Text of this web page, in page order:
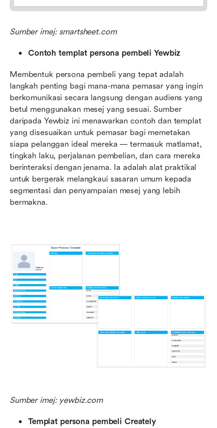
Sumber imej: smartsheet.com
Contoh templat persona pembeli Yewbiz
Membentuk persona pembeli yang tepat adalah
langkah penting bagi mana-mana pemasar yang ingin
berkomunikasi secara langsung dengan audiens yang
betul menggunakan mesej yang sesuai. Sumber
daripada Yewbiz ini menawarkan contoh dan templat
yang disesuaikan untuk pemasar bagi memetakan
siapa pelanggan ideal mereka — termasuk matlamat,
tingkah laku, perjalanan pembelian, dan cara mereka
berinteraksi dengan jenama. Ia adalah alat praktikal
untuk bergerak melangkaui sasaran umum kepada
segmentasi dan penyampaian mesej yang lebih
bermakna.
Sumber imej: yewbiz.com
Templat persona pembeli Creately